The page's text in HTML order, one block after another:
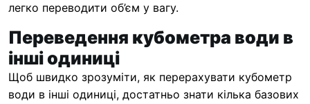
легко переводити об’єм у вагу.
Переведення кубометра води в
інші одиниці
Щоб швидко зрозуміти, як перерахувати кубометр
води в інші одиниці, достатньо знати кілька базових